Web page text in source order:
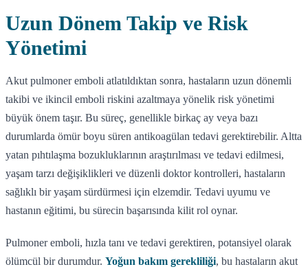
Uzun Dönem Takip ve Risk
Yönetimi
Akut pulmoner emboli atlatıldıktan sonra, hastaların uzun dönemli
takibi ve ikincil emboli riskini azaltmaya yönelik risk yönetimi
büyük önem taşır. Bu süreç, genellikle birkaç ay veya bazı
durumlarda ömür boyu süren antikoagülan tedavi gerektirebilir. Altta
yatan pıhtılaşma bozukluklarının araştırılması ve tedavi edilmesi,
yaşam tarzı değişiklikleri ve düzenli doktor kontrolleri, hastaların
sağlıklı bir yaşam sürdürmesi için elzemdir. Tedavi uyumu ve
hastanın eğitimi, bu sürecin başarısında kilit rol oynar.
Pulmoner emboli, hızla tanı ve tedavi gerektiren, potansiyel olarak
ölümcül bir durumdur. Yoğun bakım gerekliliği, bu hastaların akut